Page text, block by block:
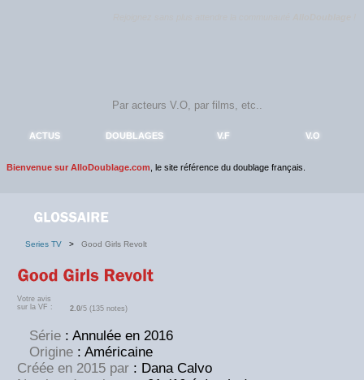
ACTUS DOUBLAGES V.F V.O
Bienvenue sur AlloDoublage.com , le site référence du doublage français.
Series TV > Good Girls Revolt
Votre avis
sur la VF :
2.0/5 (135 notes)
Série : Annulée en 2016
Origine : Américaine
Créée en 2015 par : Dana Calvo